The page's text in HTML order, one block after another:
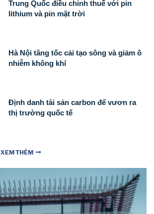
Trung Quốc điều chỉnh thuế với pin
lithium và pin mặt trời
Hà Nội tăng tốc cải tạo sông và giảm ô
nhiễm không khí
Định danh tài sản carbon để vươn ra
thị trường quốc tế
XEM THÊM